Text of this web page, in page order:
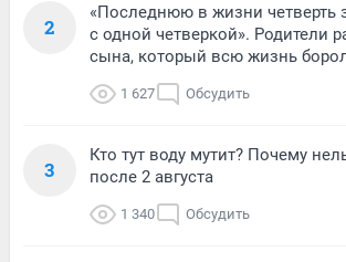
2
«Последнюю в жизни четверть
с одной четверкой». Родители
сына, который всю жизнь
1 627 Обсудить
3
Кто тут воду мутит? Почему
после 2 августа
1 340 Обсудить